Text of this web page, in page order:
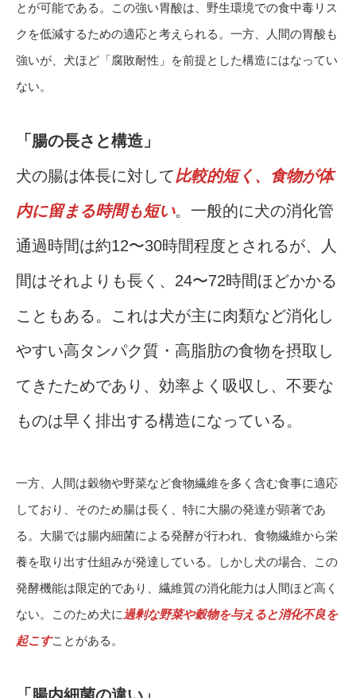
とが可能である。この強い胃酸は、野生環境での食中毒リス
クを低減するための適応と考えられる。一方、人間の胃酸も
強いが、犬ほど「腐敗耐性」を前提とした構造にはなってい
ない。
「腸の長さと構造」
犬の腸は体長に対して比較的短く、食物が体
内に留まる時間も短い。一般的に犬の消化管
通過時間は約12〜30時間程度とされるが、人
間はそれよりも長く、24〜72時間ほどかかる
こともある。これは犬が主に肉類など消化し
やすい高タンパク質・高脂肪の食物を摂取し
てきたためであり、効率よく吸収し、不要な
ものは早く排出する構造になっている。
一方、人間は穀物や野菜など食物繊維を多く含む食事に適応
しており、そのため腸は長く、特に大腸の発達が顕著であ
る。大腸では腸内細菌による発酵が行われ、食物繊維から栄
養を取り出す仕組みが発達している。しかし犬の場合、この
発酵機能は限定的であり、繊維質の消化能力は人間ほど高く
ない。このため犬に 過剰な野菜や穀物を与えると消化不良を
起こすことがある。